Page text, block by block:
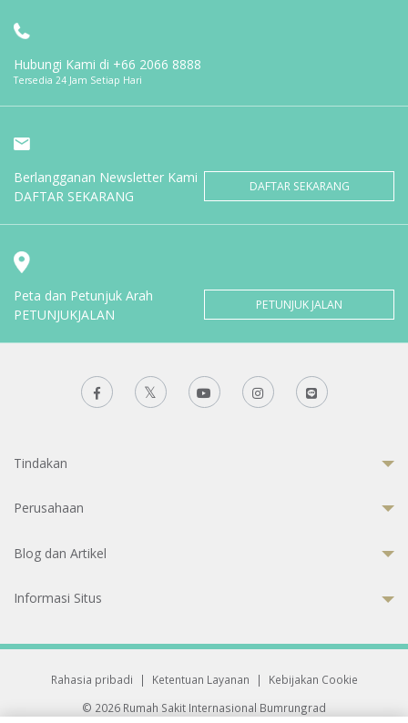
Hubungi Kami di +66 2066 8888
Tersedia 24 Jam Setiap Hari
Berlangganan Newsletter Kami
DAFTAR SEKARANG
DAFTAR SEKARANG
Peta dan Petunjuk Arah
PETUNJUKJALAN
PETUNJUK JALAN
Tindakan
Perusahaan
Blog dan Artikel
Informasi Situs
Rahasia pribadi | Ketentuan Layanan |
Kebijakan Cookie
© 2026 Rumah Sakit Internasional Bumrungrad